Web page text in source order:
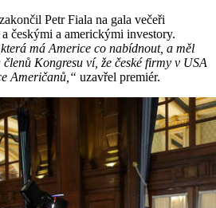
Petr Fiala na gala večeři
českými a americkými investory.
která má Americe co nabídnout, a měl
Kongresu ví, že české firmy v USA
Američanů,“ uzavřel premiér.